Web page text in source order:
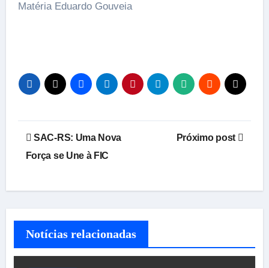
Matéria Eduardo Gouveia
Navegação
de
SAC-RS: Uma Nova
Força se Une à FIC
Próximo post
Notícias relacionadas